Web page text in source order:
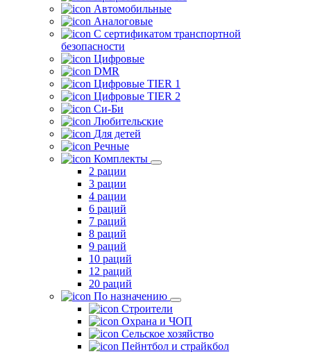
Автомобильные
Аналоговые
С сертификатом транспортной
безопасности
Цифровые
DMR
Цифровые TIER 1
Цифровые TIER 2
Си-Би
Любительские
Для детей
Речные
Комплекты
2 рации
3 рации
4 рации
6 раций
7 раций
8 раций
9 раций
10 раций
12 раций
20 раций
По назначению
Строители
Охрана и ЧОП
Сельское хозяйство
Пейнтбол и страйкбол